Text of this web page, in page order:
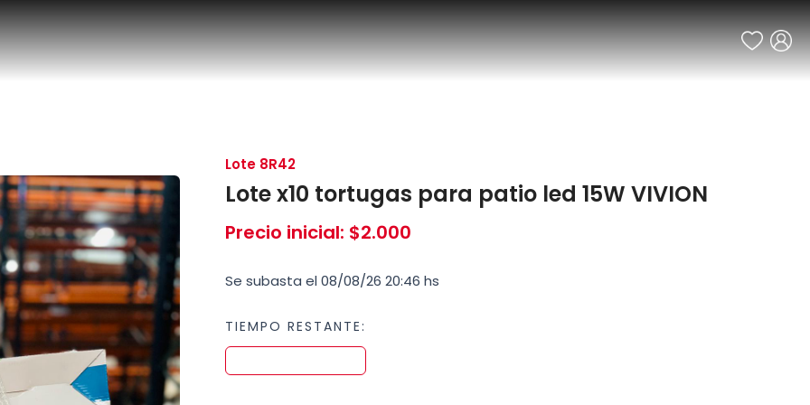
Lote 8R42
Lote x10 tortugas para patio led 15W VIVION
Precio inicial: $2.000
Se subasta el 08/08/26 20:46 hs
TIEMPO RESTANTE: